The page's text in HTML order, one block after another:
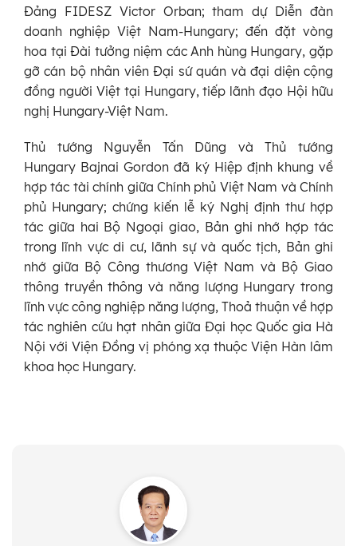
Đảng FIDESZ Victor Orban; tham dự Diễn đàn
doanh nghiệp Việt Nam-Hungary; đến đặt vòng
hoa tại Đài tưởng niệm các Anh hùng Hungary, gặp
gỡ cán bộ nhân viên Đại sứ quán và đại diện cộng
đồng người Việt tại Hungary, tiếp lãnh đạo Hội hữu
nghị Hungary-Việt Nam.
Thủ tướng Nguyễn Tấn Dũng và Thủ tướng
Hungary Bajnai Gordon đã ký Hiệp định khung về
hợp tác tài chính giữa Chính phủ Việt Nam và Chính
phủ Hungary; chứng kiến lễ ký Nghị định thư hợp
tác giữa hai Bộ Ngoại giao, Bản ghi nhớ hợp tác
trong lĩnh vực di cư, lãnh sự và quốc tịch, Bản ghi
nhớ giữa Bộ Công thương Việt Nam và Bộ Giao
thông truyền thông và năng lượng Hungary trong
lĩnh vực công nghiệp năng lượng, Thoả thuận về hợp
tác nghiên cứu hạt nhân giữa Đại học Quốc gia Hà
Nội với Viện Đồng vị phóng xạ thuộc Viện Hàn lâm
khoa học Hungary.